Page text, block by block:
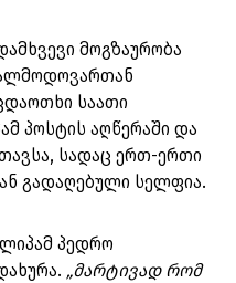
მოგზაურობა
საათი
პოსტის აღწერაში და
სადაც ერთ-ერთი
გადაღებული სელფია.
პედრო
„მარტივად რომ